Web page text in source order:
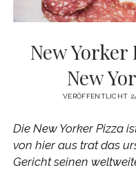
New Yorker
New
VERÖFFENTLICHT
Die New Yorker Pizza
von hier aus trat das
Gericht seinen